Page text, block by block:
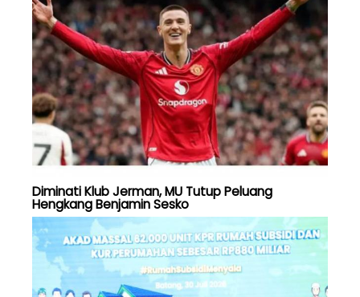
Diminati Klub Jerman, MU Tutup Peluang
Hengkang Benjamin Sesko